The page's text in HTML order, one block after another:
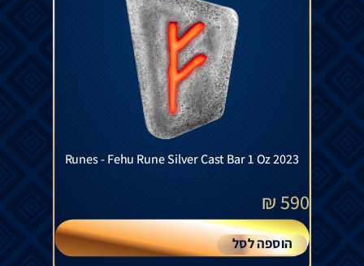
Runes - Fehu Rune Silver Cast Bar 1 Oz 2023
590
₪
הוספה לסל